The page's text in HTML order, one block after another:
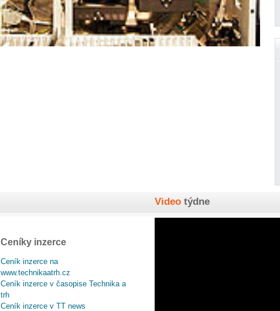
Ceníky inzerce
Ceník inzerce na
www.technikaatrh.cz
Ceník inzerce v časopise Technika a
trh
Ceník inzerce v TT news
Video týdne